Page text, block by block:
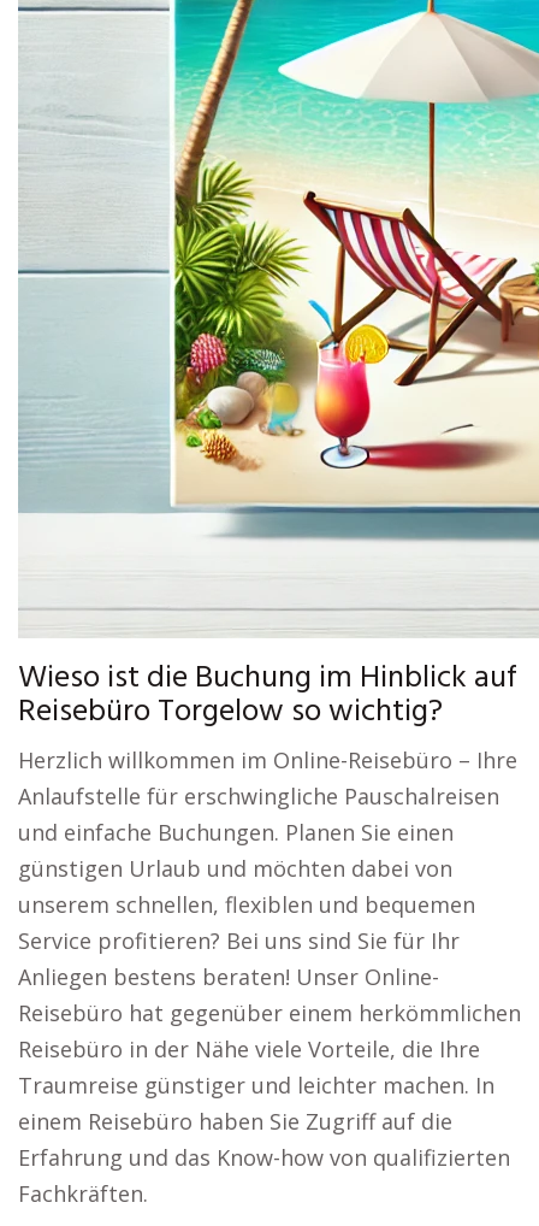
Wieso ist die Buchung im Hinblick auf
Reisebüro Torgelow so wichtig?
Herzlich willkommen im Online-Reisebüro – Ihre
Anlaufstelle für erschwingliche Pauschalreisen
und einfache Buchungen. Planen Sie einen
günstigen Urlaub und möchten dabei von
unserem schnellen, flexiblen und bequemen
Service profitieren? Bei uns sind Sie für Ihr
Anliegen bestens beraten! Unser Online-
Reisebüro hat gegenüber einem herkömmlichen
Reisebüro in der Nähe viele Vorteile, die Ihre
Traumreise günstiger und leichter machen. In
einem Reisebüro haben Sie Zugriff auf die
Erfahrung und das Know-how von qualifizierten
Fachkräften.